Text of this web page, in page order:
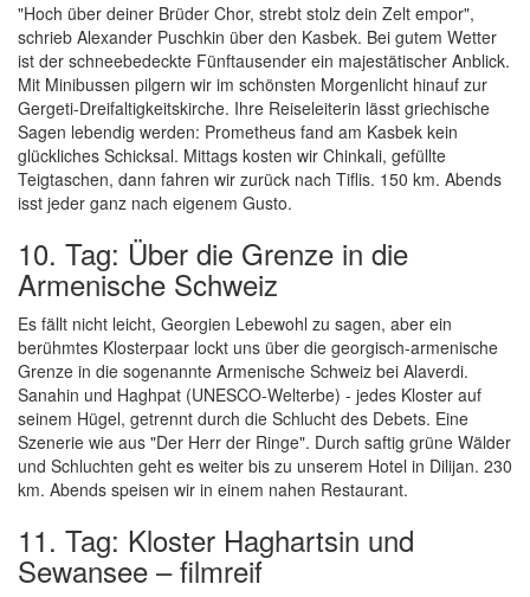
"Hoch über deiner Brüder Chor, strebt stolz dein Zelt empor",
schrieb Alexander Puschkin über den Kasbek. Bei gutem Wetter
ist der schneebedeckte Fünftausender ein majestätischer Anblick.
Mit Minibussen pilgern wir im schönsten Morgenlicht hinauf zur
Gergeti-Dreifaltigkeitskirche. Ihre Reiseleiterin lässt griechische
Sagen lebendig werden: Prometheus fand am Kasbek kein
glückliches Schicksal. Mittags kosten wir Chinkali, gefüllte
Teigtaschen, dann fahren wir zurück nach Tiflis. 150 km. Abends
isst jeder ganz nach eigenem Gusto.
10. Tag: Über die Grenze in die
Armenische Schweiz
Es fällt nicht leicht, Georgien Lebewohl zu sagen, aber ein
berühmtes Klosterpaar lockt uns über die georgisch-armenische
Grenze in die sogenannte Armenische Schweiz bei Alaverdi.
Sanahin und Haghpat (UNESCO-Welterbe) - jedes Kloster auf
seinem Hügel, getrennt durch die Schlucht des Debets. Eine
Szenerie wie aus "Der Herr der Ringe". Durch saftig grüne Wälder
und Schluchten geht es weiter bis zu unserem Hotel in Dilijan. 230
km. Abends speisen wir in einem nahen Restaurant.
11. Tag: Kloster Haghartsin und
Sewansee – filmreif